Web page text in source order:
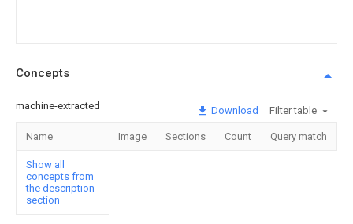
Concepts
machine-extracted Download Filter table
Name Image Sections Count Query match
Show all
concepts from
the description
section